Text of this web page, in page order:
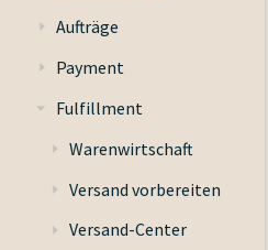
Aufträge
Payment
Fulfillment
Warenwirtschaft
Versand vorbereiten
Versand-Center